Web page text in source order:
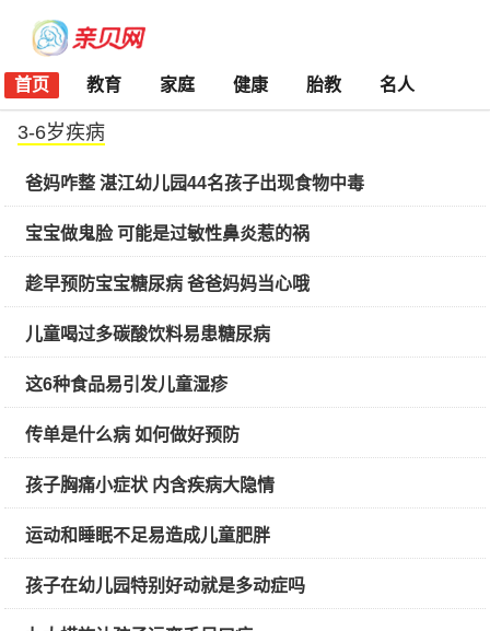
首页 教育 家庭 健康 胎教 名人
3-6岁疾病
爸妈咋整 湛江幼儿园44名孩子出现食物中毒
宝宝做鬼脸 可能是过敏性鼻炎惹的祸
趁早预防宝宝糖尿病 爸爸妈妈当心哦
儿童喝过多碳酸饮料易患糖尿病
这6种食品易引发儿童湿疹
传单是什么病 如何做好预防
孩子胸痛小症状 内含疾病大隐情
运动和睡眠不足易造成儿童肥胖
孩子在幼儿园特别好动就是多动症吗